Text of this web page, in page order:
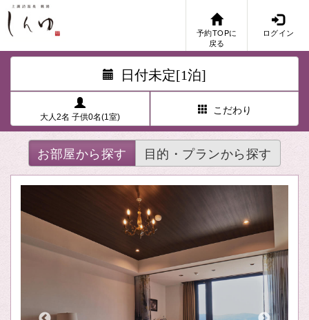
予約TOPに
戻る
ログイン
日付未定[1泊]
大人2名 子供0名(1室)
こだわり
お部屋から探す 目的・プランから探す